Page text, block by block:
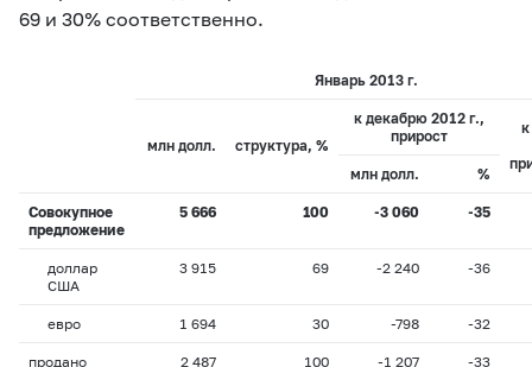
69 и 30% соответственно.
Январь 2013 г.
млн долл. структура, %
к декабрю 2012 г.,
прирост
млн долл. %
Совокупное
предложение
5 666 100 -3 060 -35
доллар
США
3 915 69 -2 240 -36
евро 1 694 30 -798 -32
продано
2 487 100 -1 207 -33